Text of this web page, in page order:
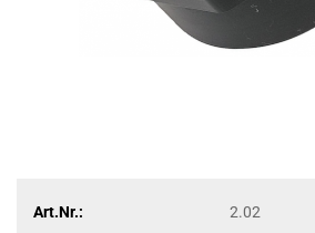
Art.Nr.:
2.02